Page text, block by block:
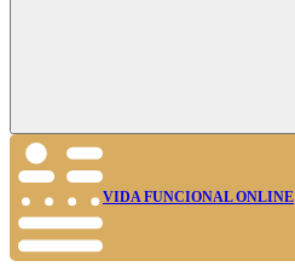
Buscar
VIDA FUNCIONAL ONLINE